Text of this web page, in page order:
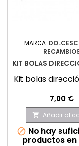
MARCA:
RECAMBIOS
KIT BOLAS
Kit bolas
Precio
7,00 €
 Añadir al
 No hay
productos en